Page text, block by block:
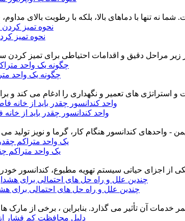
نه تنها با دماهای بالا، بلکه با رطوبت بالای
نحوه تمیز
مراحل دقیق و اقدامات احتیاطی برای تمیز کردن
چگونه یک واحد
استراتژی های تعمیر و نگهداری را ادغام می کند و
واحد کندانسور چقدر باید از
یک واحد متراکم
چندین علل و راه حل های احتمالی برای
آن تأثیر می گذارد. بنابراین ، برخی از مارک